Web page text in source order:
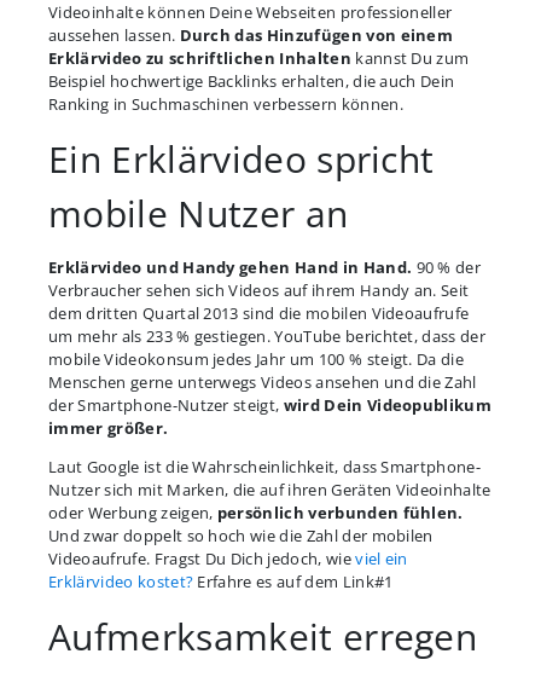
Videoinhalte können Deine Webseiten professioneller
aussehen lassen. Durch das Hinzufügen von einem
Erklärvideo zu schriftlichen Inhalten kannst Du zum
Beispiel hochwertige Backlinks erhalten, die auch Dein
Ranking in Suchmaschinen verbessern können.
Ein Erklärvideo spricht
mobile Nutzer an
Erklärvideo und Handy gehen Hand in Hand. 90 % der
Verbraucher sehen sich Videos auf ihrem Handy an. Seit
dem dritten Quartal 2013 sind die mobilen Videoaufrufe
um mehr als 233 % gestiegen. YouTube berichtet, dass der
mobile Videokonsum jedes Jahr um 100 % steigt. Da die
Menschen gerne unterwegs Videos ansehen und die Zahl
der Smartphone-Nutzer steigt, wird Dein Videopublikum
immer größer.
Laut Google ist die Wahrscheinlichkeit, dass Smartphone-
Nutzer sich mit Marken, die auf ihren Geräten Videoinhalte
oder Werbung zeigen, persönlich verbunden fühlen.
Und zwar doppelt so hoch wie die Zahl der mobilen
Videoaufrufe. Fragst Du Dich jedoch, wieviel ein
Erklärvideo kostet? Erfahre es auf dem Link#1
Aufmerksamkeit erregen